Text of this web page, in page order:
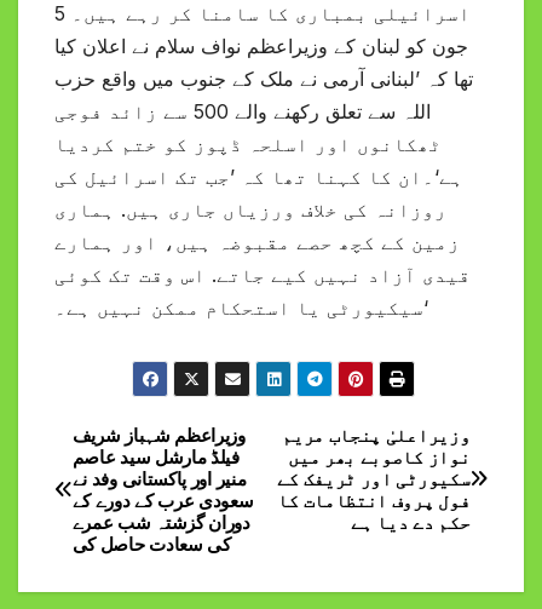
اسرائیلی بمباری کا سامنا کر رہے ہیں۔ 5
جون کو لبنان کے وزیراعظم نواف سلام نے اعلان کیا
تھا کہ ’لبنانی آرمی نے ملک کے جنوب میں واقع حزب
اللہ سے تعلق رکھنے والے 500 سے زائد فوجی
ٹھکانوں اور اسلحہ ڈپوز کو ختم کردیا
ہے‘۔ان کا کہنا تھا کہ ’جب تک اسرائیل کی
روزانہ کی خلاف ورزیاں جاری ہیں. ہماری
زمین کے کچھ حصے مقبوضہ ہیں، اور ہمارے
قیدی آزاد نہیں کیے جاتے. اس وقت تک کوئی
سیکیورٹی یا استحکام ممکن نہیں ہے۔‘
Post
navigation
وزیراعلیٰ پنجاب مریم
نواز کاصوبے بھر میں
سکیورٹی اور ٹریفک کے
فول پروف انتظامات کا
حکم دے دیا ہے
وزیراعظم شہباز شریف
فیلڈ مارشل سید عاصم
منیر اور پاکستانی وفد نے
سعودی عرب کے دورے کے
دوران گزشتہ شب عمرے
کی سعادت حاصل کی